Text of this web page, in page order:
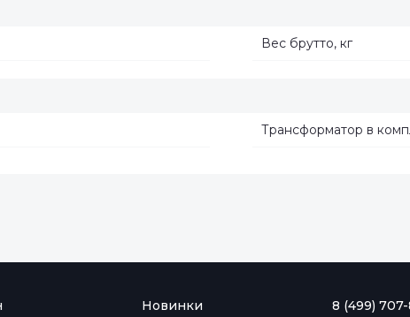
Вес брутто, кг
Трансформатор в
Новинки
8 (499) 707-